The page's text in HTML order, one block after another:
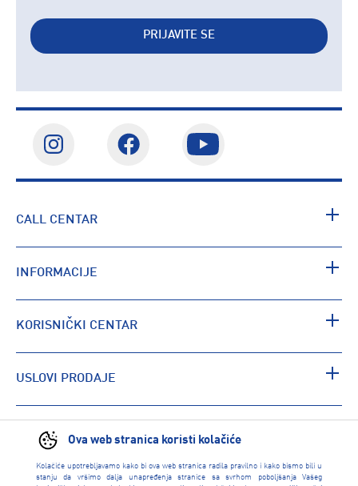
Ova web stranica koristi kolačiće
Kolačiće upotrebljavamo kako bi ova web stranica radila pravilno i kako bismo bili u
stanju da vršimo dalja unapređenja stranice sa svrhom poboljšanja Vašeg
PRIJAVITE SE
CALL CENTAR
INFORMACIJE
KORISNIČKI CENTAR
USLOVI PRODAJE
PRONAĐI RADNJU